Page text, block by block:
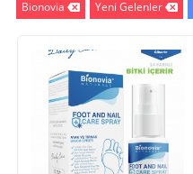
Bionovia Yeni Gelenler